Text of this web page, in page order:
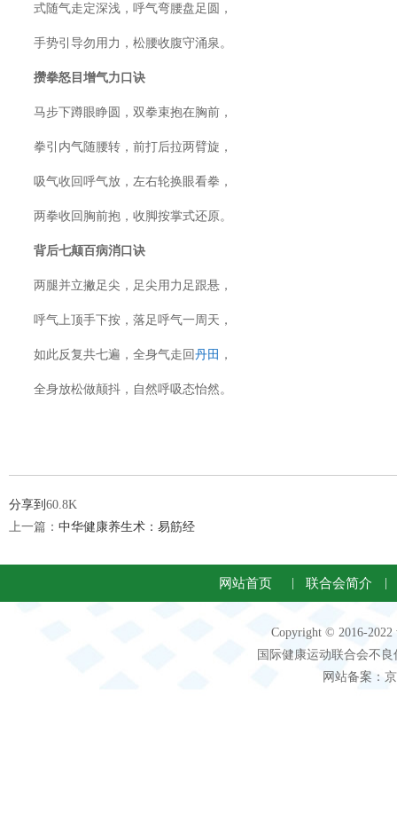
式随气走定深浅，呼气弯腰盘足圆，
手势引导勿用力，松腰收腹守涌泉。
攒拳怒目增气力口诀
马步下蹲眼睁圆，双拳束抱在胸前，
拳引内气随腰转，前打后拉两臂旋，
吸气收回呼气放，左右轮换眼看拳，
两拳收回胸前抱，收脚按掌式还原。
背后七颠百病消口诀
两腿并立撇足尖，足尖用力足跟悬，
呼气上顶手下按，落足呼气一周天，
如此反复共七遍，全身气走回丹田 ，
全身放松做颠抖，自然呼吸态怡然。
分享到 60.8K
上一篇： 中华健康养生术：易筋经
网站首页 联合会简介
Copyright © 2016-
国际健康运动联合会不
网站备案：